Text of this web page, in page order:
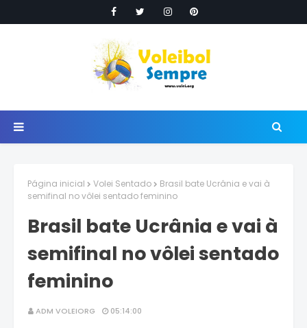
Página inicial Volei Sentado
Brasil bate Ucrânia e vai à
semifinal no vôlei sentado feminino
Brasil bate Ucrânia e vai à
semifinal no vôlei sentado
feminino
ADM VOLEIORG 05:14:00